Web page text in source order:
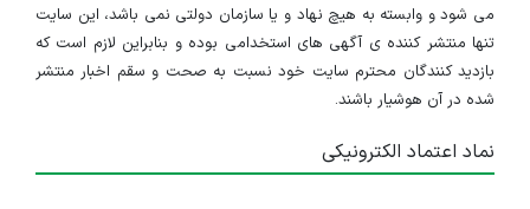
می شود و وابسته به هیچ نهاد و یا سازمان دولتی نمی باشد، این سایت
تنها منتشر کننده ی آگهی های استخدامی بوده و بنابراین لازم است که
بازدید کنندگان محترم سایت خود نسبت به صحت و سقم اخبار منتشر
شده در آن هوشیار باشند.
نماد اعتماد الکترونیکی